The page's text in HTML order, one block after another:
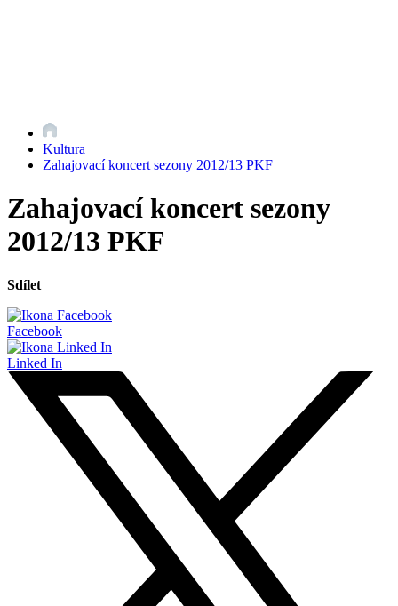
Kultura
Zahajovací koncert sezony 2012/13 PKF
Zahajovací koncert sezony
2012/13 PKF
Sdílet
Facebook
Linked In